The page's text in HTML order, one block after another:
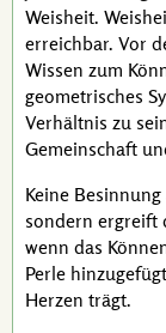
Weisheit.
erreichbar. Vor
Wissen zum
geometrisches
Verhältnis zu
Gemeinschaft
Keine
sondern ergreift
wenn das
Perle
Herzen trägt.